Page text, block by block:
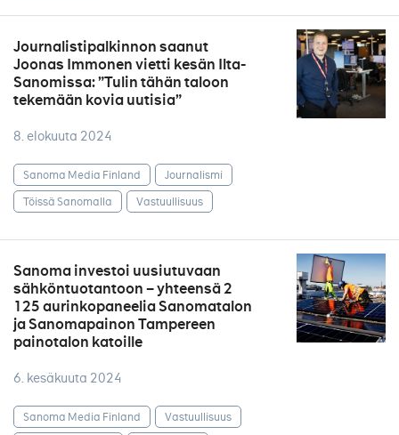
Journalistipalkinnon saanut
Joonas Immonen vietti kesän Ilta-
Sanomissa: ”Tulin tähän taloon
tekemään kovia uutisia”
8. elokuuta 2024
Sanoma Media Finland
Journalismi
Töissä Sanomalla
Vastuullisuus
Sanoma investoi uusiutuvaan
sähköntuotantoon – yhteensä 2
125 aurinkopaneelia Sanomatalon
ja Sanomapainon Tampereen
painotalon katoille
6. kesäkuuta 2024
Sanoma Media Finland
Vastuullisuus